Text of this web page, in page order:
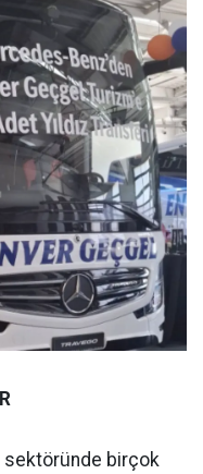
sektöründe birçok